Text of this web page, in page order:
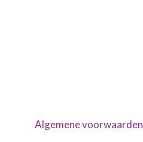
Algemene voorwaarden